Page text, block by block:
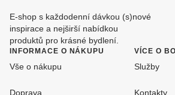
E-shop s každodenní dávkou (s)nové
inspirace a nejširší nabídkou
produktů pro krásné bydlení.
INFORMACE O NÁKUPU
Vše o nákupu
Doprava
VÍCE O
Služby
Kontakty